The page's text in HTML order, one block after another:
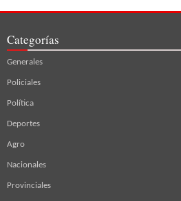
Categorías
Generales
Policiales
Política
Deportes
Agro
Nacionales
Provinciales